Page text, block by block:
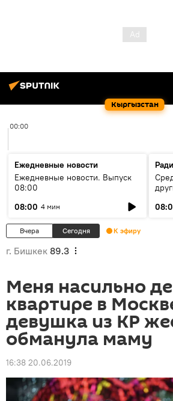
Кыргызстан
00:00
Ежедневные новости
Ежедневные новости. Выпуск
08:00
08:00 4 мин
Вчера Сегодня К эфиру
г. Бишкек 89.3
Меня насильно
квартире в
девушка из КР
обманула маму
16:38 20.06.2019